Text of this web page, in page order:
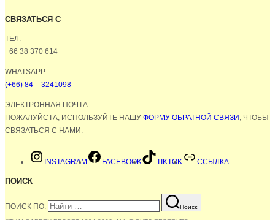
СВЯЗАТЬСЯ С
ТЕЛ.
+66 38 370 614
WHATSAPP
(+66) 84 – 3241098
ЭЛЕКТРОННАЯ ПОЧТА
ПОЖАЛУЙСТА, ИСПОЛЬЗУЙТЕ НАШУ ФОРМУ ОБРАТНОЙ СВЯЗИ , ЧТОБЫ
СВЯЗАТЬСЯ С НАМИ.
INSTAGRAM FACEBOOK TIKTOK ССЫЛКА
ПОИСК
ПОИСК ПО: Поиск